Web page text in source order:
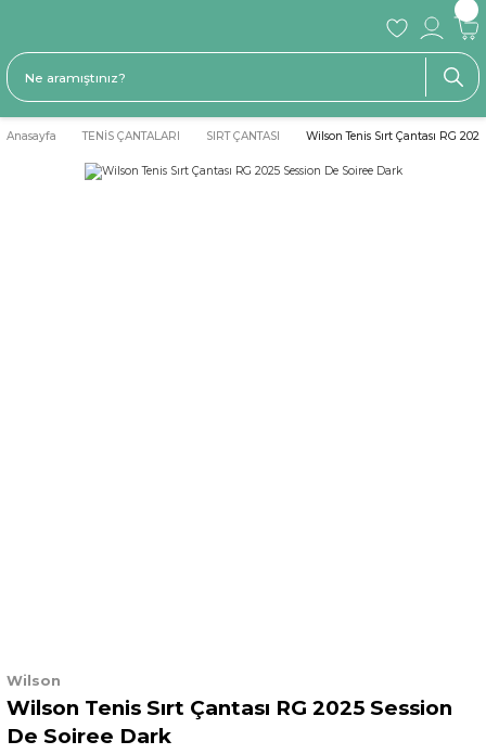
Anasayfa TENİS ÇANTALARI SIRT ÇANTASI Wilson Tenis Sırt Çantası RG
Wilson
Wilson Tenis Sırt Çantası RG 2025 Session
De Soiree Dark